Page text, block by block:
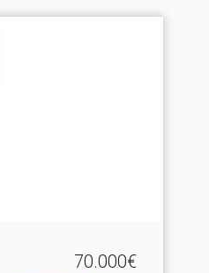
70.000€